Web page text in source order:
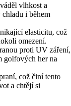
vlhkost a
i během
elasticitu, což
omezení.
proti UV záření,
golfových her na
což činí tento
a chtějí si